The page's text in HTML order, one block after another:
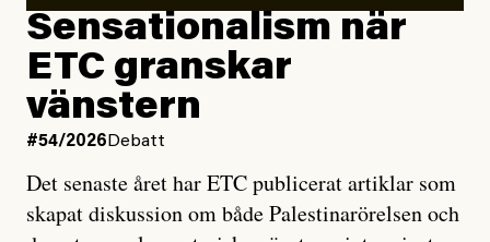
Sensationalism när
ETC granskar
vänstern
#54/2026 Debatt
Det senaste året har ETC publicerat artiklar som
skapat diskussion om både Palestinarörelsen och